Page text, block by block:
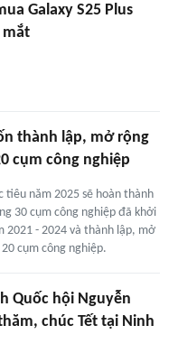
Galaxy S25 Plus
mắt
thành lập, mở rộng
cụm công nghiệp
tiêu năm 2025 sẽ hoàn thành
30 cụm công nghiệp đã khởi
2021 - 2024 và thành lập, mở
cụm công nghiệp.
Quốc hội Nguyễn
chúc Tết tại Ninh